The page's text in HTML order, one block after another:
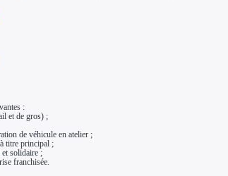
Aides Région Réunion
Couvertures
Aides Européennes
Recherche autonome
:
et de gros) ;
de véhicule en atelier ;
titre principal ;
et solidaire ;
franchisée.